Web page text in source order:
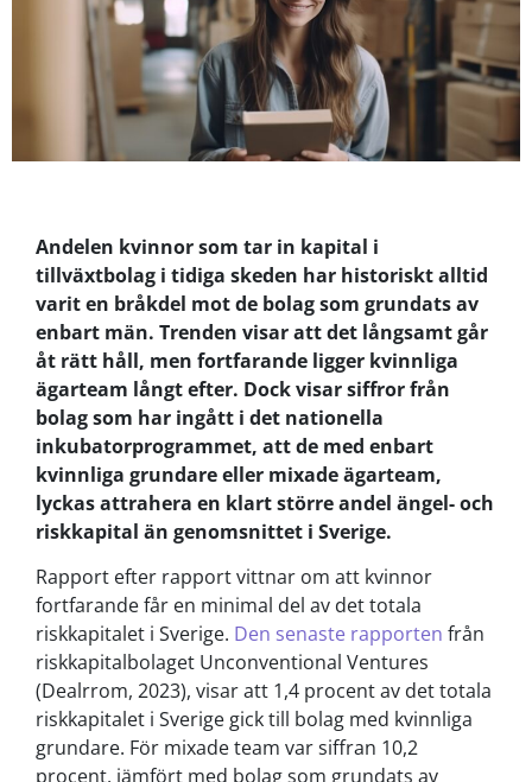
Andelen kvinnor som tar in kapital i
tillväxtbolag i tidiga skeden har historiskt alltid
varit en bråkdel mot de bolag som grundats av
enbart män. Trenden visar att det långsamt går
åt rätt håll, men fortfarande ligger kvinnliga
ägarteam långt efter. Dock visar siffror från
bolag som har ingått i det nationella
inkubatorprogrammet, att de med enbart
kvinnliga grundare eller mixade ägarteam,
lyckas attrahera en klart större andel ängel- och
riskkapital än genomsnittet i Sverige.
Rapport efter rapport vittnar om att kvinnor
fortfarande får en minimal del av det totala
riskkapitalet i Sverige. Den senaste rapporten från
riskkapitalbolaget Unconventional Ventures
(Dealrrom, 2023), visar att 1,4 procent av det totala
riskkapitalet i Sverige gick till bolag med kvinnliga
grundare. För mixade team var siffran 10,2
procent, jämfört med bolag som grundats av